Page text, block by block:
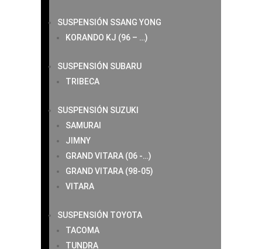
SUSPENSIÓN SSANG YONG
KORANDO KJ (96 – …)
SUSPENSIÓN SUBARU
TRIBECA
SUSPENSIÓN SUZUKI
SAMURAI
JIMNY
GRAND VITARA (06 -…)
GRAND VITARA (98-05)
VITARA
SUSPENSIÓN TOYOTA
TACOMA
TUNDRA